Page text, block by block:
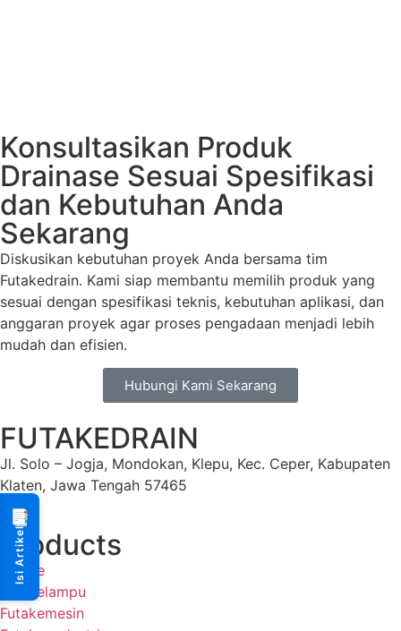
📑
Isi Artikel
Konsultasikan Produk
Drainase Sesuai Spesifikasi
dan Kebutuhan Anda
Sekarang
Diskusikan kebutuhan proyek Anda bersama tim
Futakedrain. Kami siap membantu memilih produk yang
sesuai dengan spesifikasi teknis, kebutuhan aplikasi, dan
anggaran proyek agar proses pengadaan menjadi lebih
mudah dan efisien.
Hubungi Kami Sekarang
FUTAKEDRAIN
Jl. Solo – Jogja, Mondokan, Klepu, Kec. Ceper, Kabupaten
Klaten, Jawa Tengah 57465
Products
Futake
Futakelampu
Futakemesin